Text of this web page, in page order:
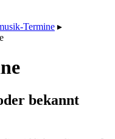
Termine ▸
bekannt